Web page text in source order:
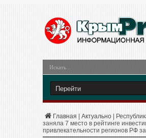
Главная Актуально
заняла 7 место в рейтинге
привлекательности регионов РФ